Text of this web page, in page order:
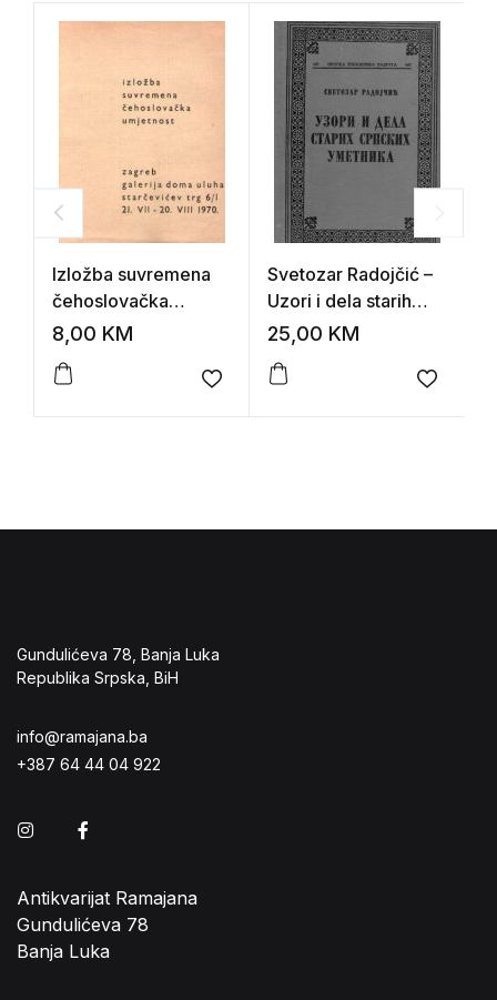
Izložba suvremena
čehoslovačka
umjetnost: katalog
8,00 KM
Add to wishlist
Svetozar Radojčić –
Uzori i dela starih
srpskih umetnika
25,00 KM
Add to
Gundulićeva 78, Banja Luka
Republika Srpska, BiH
info@ramajana.ba
+387 64 44 04 922
Instagram
Antikvarijat Ramajana
Gundulićeva 78
Banja Luka